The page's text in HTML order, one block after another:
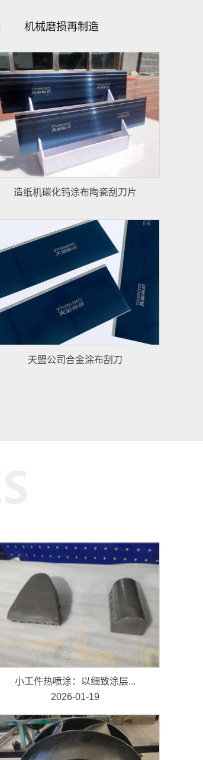
机械磨损再制造
造纸机碳化钨涂布陶瓷刮刀片
天盟公司合金涂布刮刀
小工件热喷涂：以细致涂层...
2026-01-19